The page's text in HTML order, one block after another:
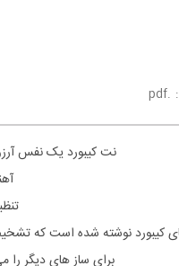
.pdf
نت کیبورد یک نفس
نوشته شده است که
برای ساز های دیگر را